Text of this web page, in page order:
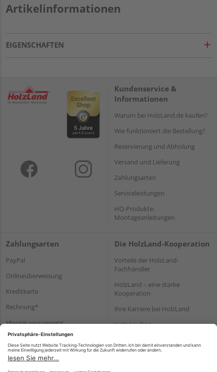
Artikelinformationen
EIGENSCHAFTEN
Kundenservice &
Informationen
Warum bei HolzLand.de kaufen?
Wie funktioniert die Bestellung?
Reservierung und Abholung
Versand und Lieferung
Zahlungsarten
Serviceleistungen
HQ-Produkte:
Montageanleitungen
Zahlungsarten
PayPal
Onlineüberweisung
Kreditkarte
Rechnung*
*Bonität vorausgesetzt
Die HolzLand-Kooperation
Vorteile der HolzLand-
Fachhändler
HolzLand – eine starke
Kooperation
Ihre Karriere bei HolzLand
Holz-Lexikon